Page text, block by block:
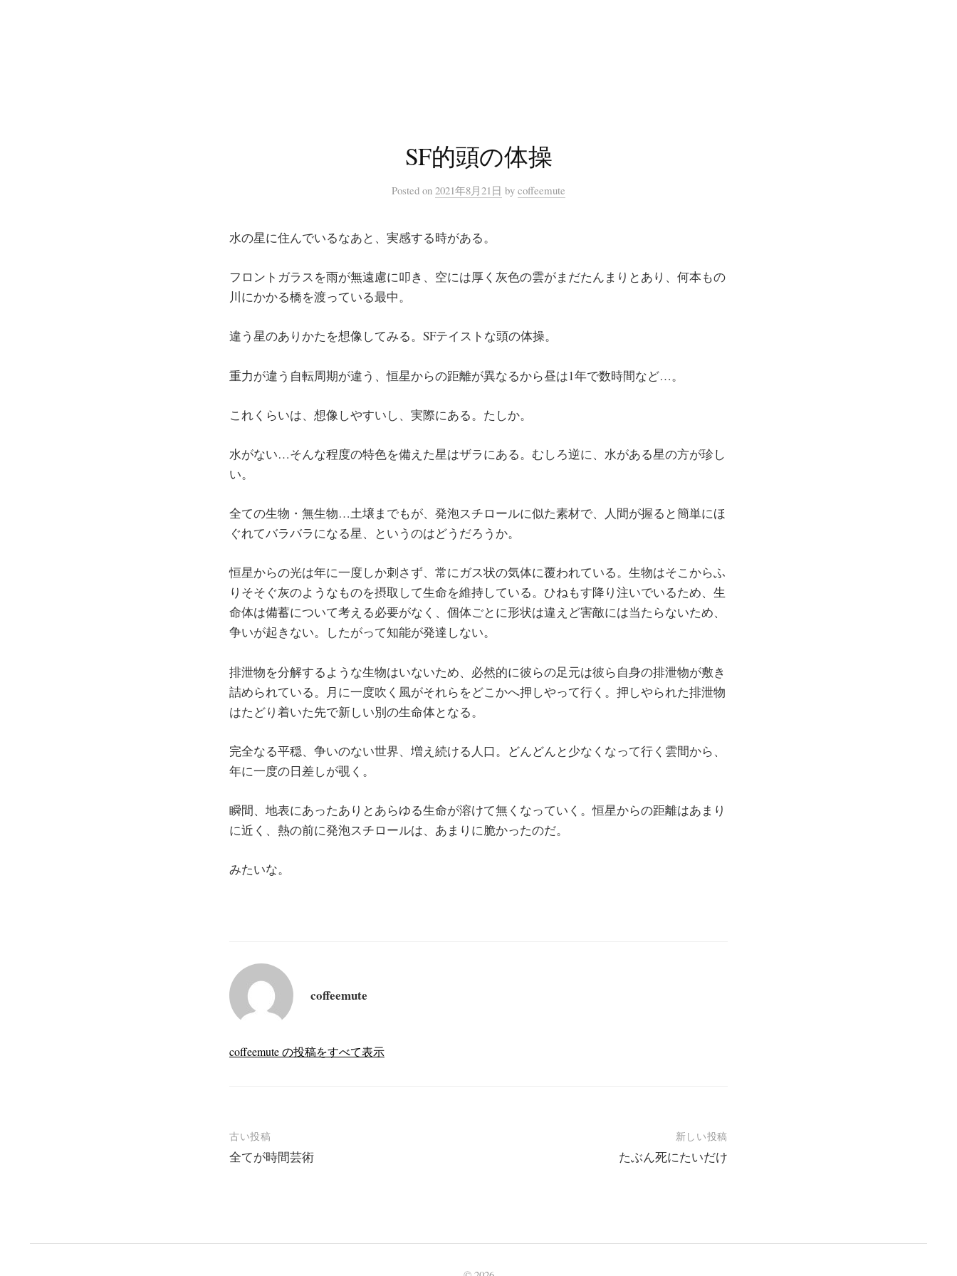
SF的頭の体操
Posted on 2021年8月21日 by coffeemute
水の星に住んでいるなあと、実感する時がある。
フロントガラスを雨が無遠慮に叩き、空には厚く灰色の雲がまだたんまりとあり、何本もの
川にかかる橋を渡っている最中。
違う星のありかたを想像してみる。SFテイストな頭の体操。
重力が違う自転周期が違う、恒星からの距離が異なるから昼は1年で数時間など…。
これくらいは、想像しやすいし、実際にある。たしか。
水がない…そんな程度の特色を備えた星はザラにある。むしろ逆に、水がある星の方が珍し
い。
全ての生物・無生物…土壌までもが、発泡スチロールに似た素材で、人間が握ると簡単にほ
ぐれてバラバラになる星、というのはどうだろうか。
恒星からの光は年に一度しか刺さず、常にガス状の気体に覆われている。生物はそこからふ
りそそぐ灰のようなものを摂取して生命を維持している。ひねもす降り注いでいるため、生
命体は備蓄について考える必要がなく、個体ごとに形状は違えど害敵には当たらないため、
争いが起きない。したがって知能が発達しない。
排泄物を分解するような生物はいないため、必然的に彼らの足元は彼ら自身の排泄物が敷き
詰められている。月に一度吹く風がそれらをどこかへ押しやって行く。押しやられた排泄物
はたどり着いた先で新しい別の生命体となる。
完全なる平穏、争いのない世界、増え続ける人口。どんどんと少なくなって行く雲間から、
年に一度の日差しが覗く。
瞬間、地表にあったありとあらゆる生命が溶けて無くなっていく。恒星からの距離はあまり
に近く、熱の前に発泡スチロールは、あまりに脆かったのだ。
みたいな。
coffeemute
coffeemute の投稿をすべて表示
投
稿
古い投稿
全てが時間芸術
新しい投稿
たぶん死にたいだけ